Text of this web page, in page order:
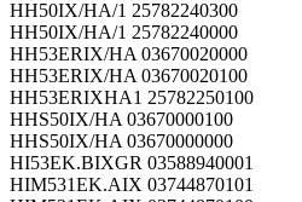
HH50IX/HA/1 25782240300
HH50IX/HA/1 25782240000
HH53ERIX/HA 03670020000
HH53ERIX/HA 03670020100
HH53ERIXHA1 25782250100
HHS50IX/HA 03670000100
HHS50IX/HA 03670000000
HI53EK.BIXGR 03588940001
HIM531EK.AIX 03744870101